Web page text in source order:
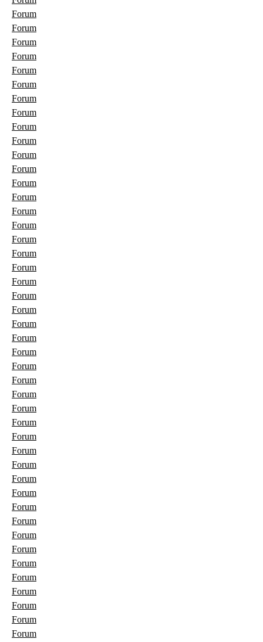
Forum
Forum
Forum
Forum
Forum
Forum
Forum
Forum
Forum
Forum
Forum
Forum
Forum
Forum
Forum
Forum
Forum
Forum
Forum
Forum
Forum
Forum
Forum
Forum
Forum
Forum
Forum
Forum
Forum
Forum
Forum
Forum
Forum
Forum
Forum
Forum
Forum
Forum
Forum
Forum
Forum
Forum
Forum
Forum
Forum